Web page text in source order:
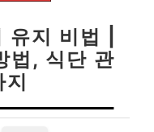
지 비법 |
법, 식단 관